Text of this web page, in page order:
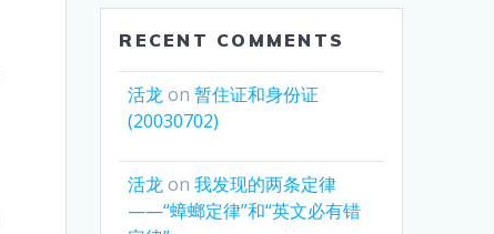
RECENT COMMENTS
活龙on暂住证和身份证
(20030702)
活龙on我发现的两条定律
——“蟑螂定律”和“英文必有错